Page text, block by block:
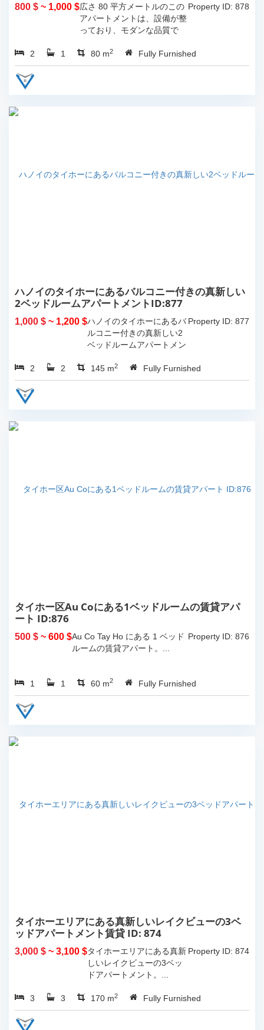
800 $ ~ 1,000 $ Property ID: 878
広さ 80 平方メートルのこの
アパートメントは、設備が整
っており、モダンな品質で
2
1 80 m2 Fully Furnished
ハノイのタイホーにあるバルコニー付きの真新しい
2ベッドルームアパートメントID:877
1,000 $ ~ 1,200 $ Property ID: 877
ハノイのタイホーにあるバ
ルコニー付きの真新しい2
ベッドルームアパートメン
は 145...
2 2 145 m2 Fully Furnished
タイホー区Au Coにある1ベッドルームの賃貸アパ
ート ID:876
500 $ ~ 600 $ Property ID: 876
Au Co Tay Ho にある 1 ベッド
ルームの賃貸アパート。...
1 1 60 m2 Fully Furnished
タイホーエリアにある真新しいレイクビューの3ベ
ッドアパートメント賃貸 ID: 874
3,000 $ ~ 3,100 $ Property ID: 874
タイホーエリアにある真新
しいレイクビューの3ベッ
ドアパートメント。...
3 3 170 m2 Fully Furnished